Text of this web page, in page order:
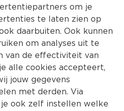
om je
te laten zien op
daarbuiten. Ook kunnen
om analyses uit te
van de effectiviteit van
alle cookies accepteert,
jouw gegevens
met derden. Via
je ook zelf instellen welke